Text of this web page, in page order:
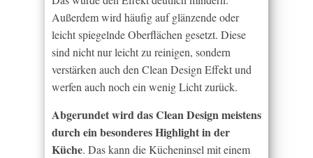
Außerdem wird häufig auf glänzende oder
leicht spiegelnde Oberflächen gesetzt. Diese
sind nicht nur leicht zu reinigen, sondern
verstärken auch den Clean Design Effekt und
werfen auch noch ein wenig Licht zurück.
Abgerundet wird das Clean Design meistens
durch ein besonderes Highlight in der
Küche. Das kann die Kücheninsel mit einem